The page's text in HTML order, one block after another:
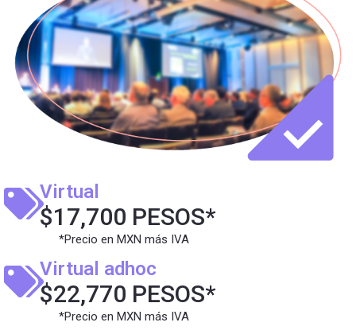
Virtual
$17,700 PESOS*
*Precio en MXN más IVA
Virtual adhoc
$22,770 PESOS*
*Precio en MXN más IVA